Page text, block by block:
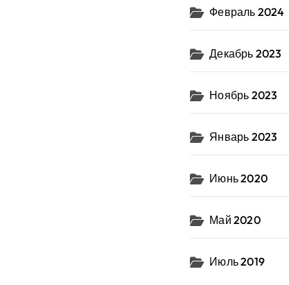
Февраль 2024
Декабрь 2023
Ноябрь 2023
Январь 2023
Июнь 2020
Май 2020
Июль 2019